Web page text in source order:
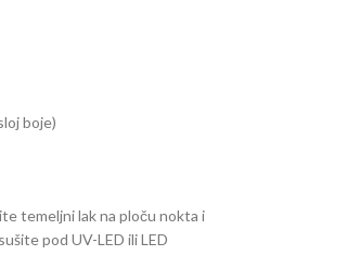
boje)
temeljni lak na ploču nokta i
pod UV-LED ili LED